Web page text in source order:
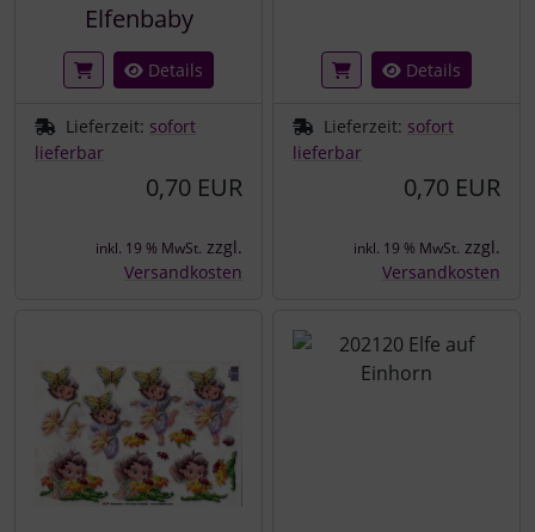
Elfenbaby
Details
Lieferzeit: sofort
lieferbar
0,70 EUR
inkl. 19 % MwSt. zzgl.
Versandkosten
Details
Lieferzeit: sofort
lieferbar
0,70 EUR
inkl. 19 % MwSt. zzgl.
Versandkosten